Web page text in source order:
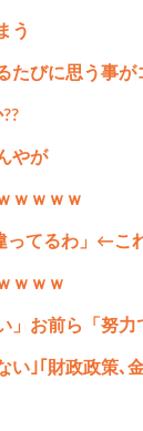
う
たびに思う事
やが
ｗｗｗｗ
ってるわ」←こ
ｗｗｗ
」お前ら「努力
い｣｢財政政策､